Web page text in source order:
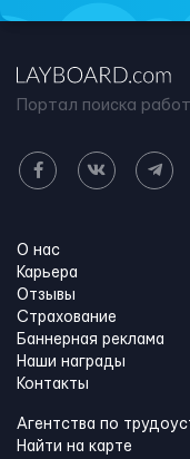
Портал поиска
О нас
Карьера
Отзывы
Страхование
Баннерная реклама
Наши награды
Контакты
Агентства по
Найти на карте